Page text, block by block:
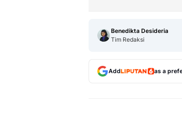
Benedikta Desideria
Tim Redaksi
Add as a